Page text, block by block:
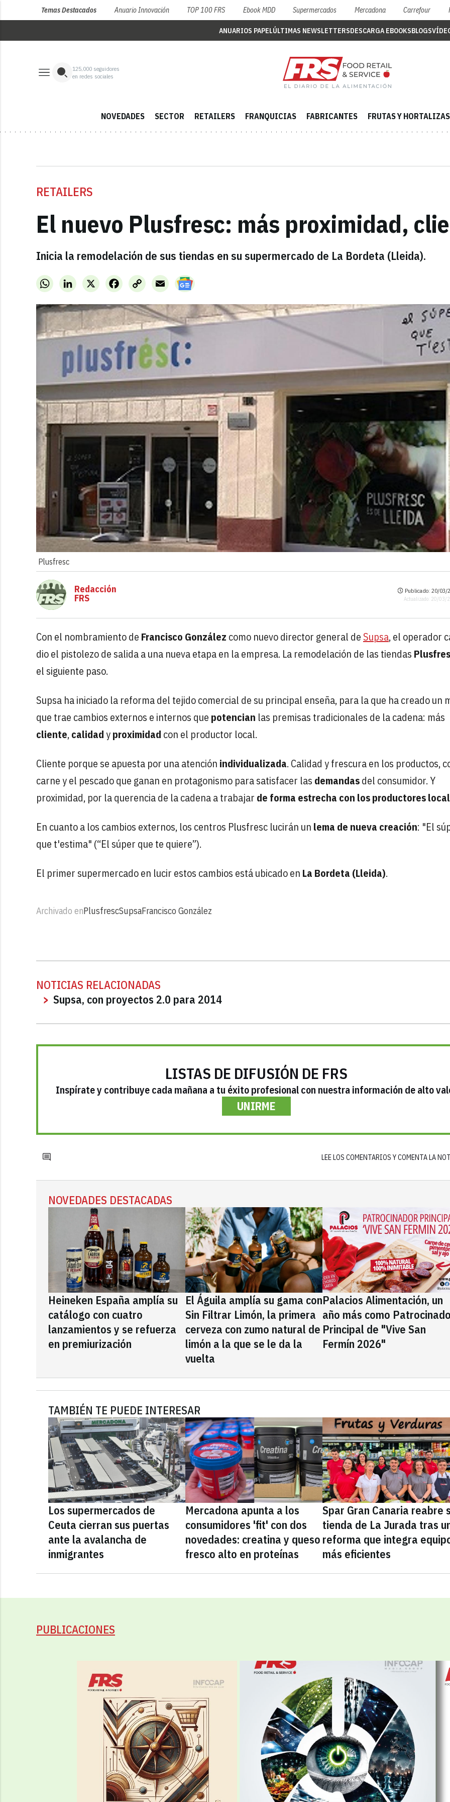
Temas Destacados Anuario Innovación TOP 100 FRS Ebook MDD Supermercados Mercadona Carrefour
ANUARIOS PAPELÚLTIMAS NEWSLETTERSDESCARGA EBOOKSBLOGS
125,000 seguidores
en redes sociales
NOVEDADES SECTOR RETAILERS FRANQUICIAS FABRICANTES FRUTAS Y HORTALIZAS
RETAILERS
El nuevo Plusfresc: más proximidad,
Inicia la remodelación de sus tiendas en su supermercado de La Bordeta (Lleida).
WhatsAppLinkedInX FacebookCopy
Link
Email
Plusfresc
Redacción
FRS
Publicado: 20/03/
Actualizado: 20/03/
Con el nombramiento de Francisco González como nuevo director general deSupsa, el operador
dio el pistolezo de salida a una nueva etapa en la empresa. La remodelación de las tiendas
el siguiente paso.
Supsa ha iniciado la reforma del tejido comercial de su principal enseña, para la que ha creado un
que trae cambios externos e internos que potencian las premisas tradicionales de la cadena: más
cliente,calidadyproximidad con el productor local.
Cliente porque se apuesta por una atención individualizada. Calidad y frescura en los productos,
carne y el pescado que ganan en protagonismo para satisfacer las demandasdel consumidor. Y
proximidad, por la querencia de la cadena a trabajar de forma estrecha con los productores
En cuanto a los cambios externos, los centros Plusfresc lucirán un lema de nueva creación: "El
que t'estima" (“El súper que te quiere”).
El primer supermercado en lucir estos cambios está ubicado en La Bordeta (Lleida).
Archivado enPlusfrescSupsaFrancisco González
NOTICIAS RELACIONADAS
Supsa, con proyectos 2.0 para 2014
LISTAS DE DIFUSIÓN DE FRS
Inspírate y contribuye cada mañana a tu éxito profesional con nuestra información de alto
UNIRME
LEE LOS COMENTARIOS Y COMENTA LA
NOVEDADES DESTACADAS
Heineken España amplía su
catálogo con cuatro
lanzamientos y se refuerza
en premiurización
El Águila amplía su gama con
Sin Filtrar Limón, la primera
cerveza con zumo natural de
limón a la que se le da la
vuelta
Palacios Alimentación, un
año más como
Principal de "Vive San
Fermín 2026"
TAMBIÉN TE PUEDE INTERESAR
Los supermercados de
Ceuta cierran sus puertas
ante la avalancha de
inmigrantes
Mercadona apunta a los
consumidores 'fit' con dos
novedades: creatina y queso
fresco alto en proteínas
Spar Gran Canaria reabre
tienda de La Jurada tras
reforma que integra
más eficientes
PUBLICACIONES